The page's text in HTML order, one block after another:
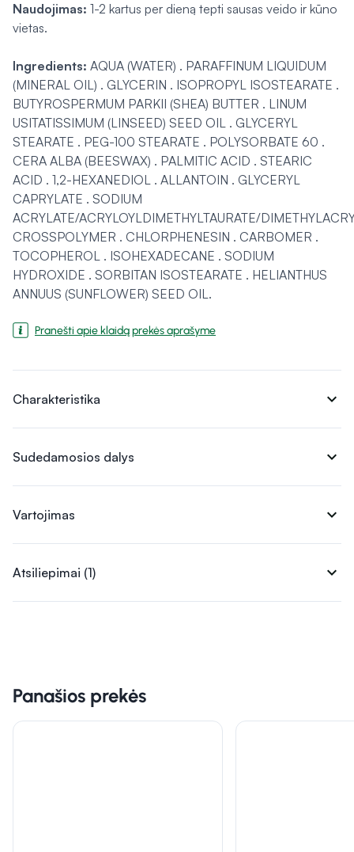
Naudojimas: 1-2 kartus per dieną tepti sausas veido ir kūno
vietas.
Ingredients: AQUA (WATER) . PARAFFINUM LIQUIDUM
(MINERAL OIL) . GLYCERIN . ISOPROPYL ISOSTEARATE .
BUTYROSPERMUM PARKII (SHEA) BUTTER . LINUM
USITATISSIMUM (LINSEED) SEED OIL . GLYCERYL
STEARATE . PEG-100 STEARATE . POLYSORBATE 60 .
CERA ALBA (BEESWAX) . PALMITIC ACID . STEARIC
ACID . 1,2-HEXANEDIOL . ALLANTOIN . GLYCERYL
CAPRYLATE . SODIUM
ACRYLATE/ACRYLOYLDIMETHYLTAURATE/
CROSSPOLYMER . CHLORPHENESIN . CARBOMER .
TOCOPHEROL . ISOHEXADECANE . SODIUM
HYDROXIDE . SORBITAN ISOSTEARATE . HELIANTHUS
ANNUUS (SUNFLOWER) SEED OIL.
Pranešti apie klaidą prekės aprašyme
Charakteristika expand_more
Sudedamosios dalys expand_more
Vartojimas expand_more
Atsiliepimai (1) expand_more
Panašios prekės